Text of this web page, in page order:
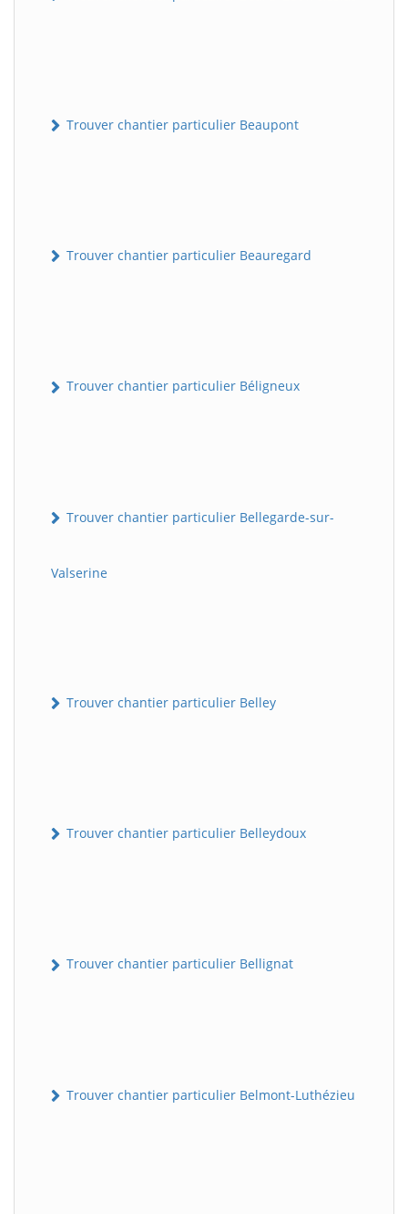
Trouver chantier particulier Beaupont
Trouver chantier particulier Beauregard
Trouver chantier particulier Béligneux
Trouver chantier particulier Bellegarde-sur-
Valserine
Trouver chantier particulier Belley
Trouver chantier particulier Belleydoux
Trouver chantier particulier Bellignat
Trouver chantier particulier Belmont-Luthézieu